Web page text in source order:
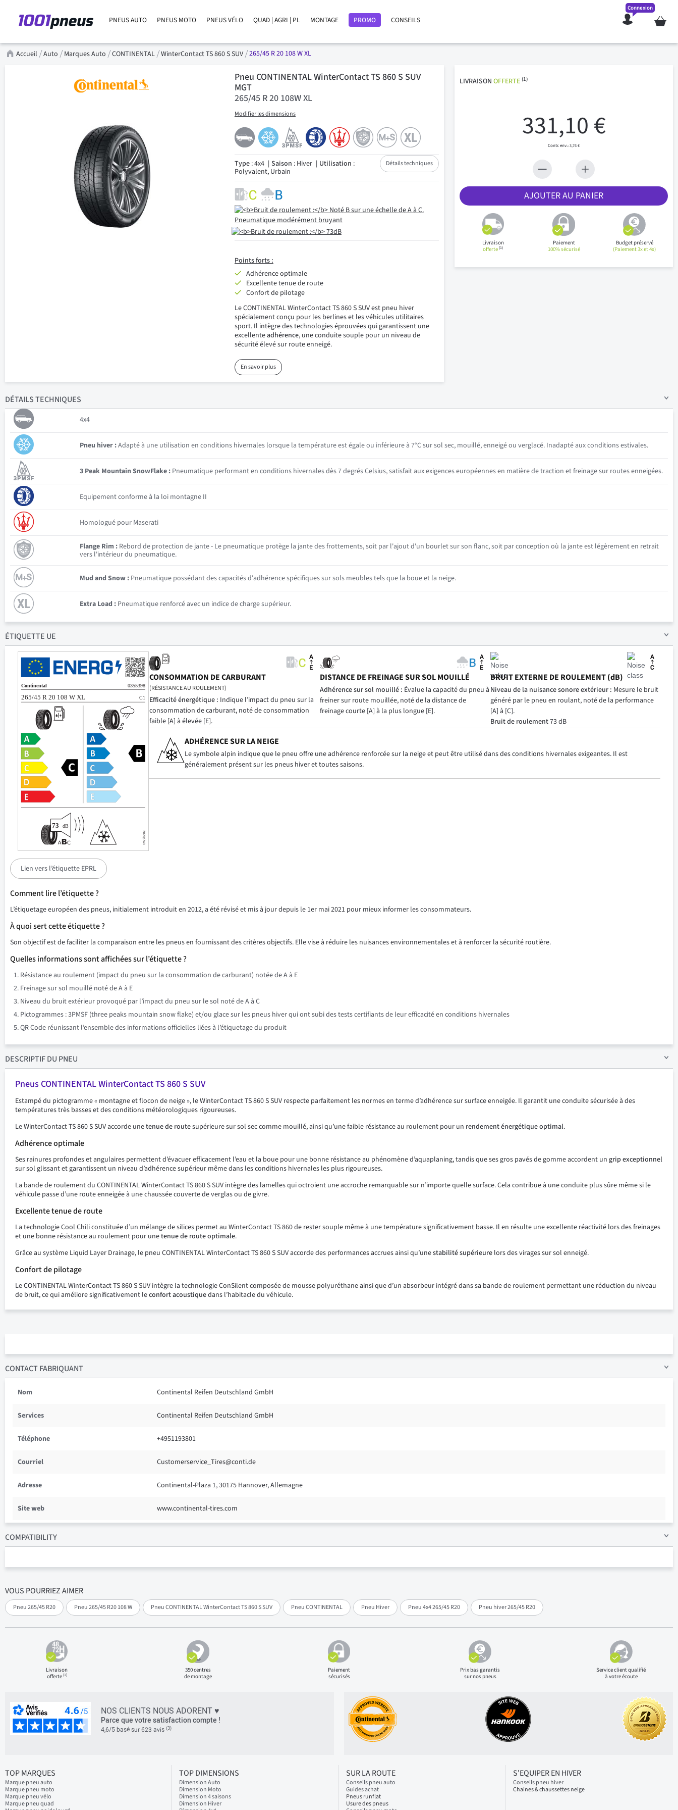
PNEUS AUTO PNEUS MOTO PNEUS VÉLO QUAD | AGRI | PL MONTAGE PROMO CONSEILS Mon
Connexion
Accueil Auto Marques Auto CONTINENTAL WinterContact TS 860 S SUV 265/45 R 20 108 W XL
Pneu CONTINENTAL WinterContact TS 860 S SUV
MGT
265/45 R 20 108W XL
Modifier les dimensions
Détails techniques
Type: 4x4 Saison : Hiver Utilisation :
Polyvalent, Urbain
Points forts :
Adhérence optimale
Excellente tenue de route
Confort de pilotage
Le CONTINENTAL WinterContact TS 860 S SUV est pneu hiver
spécialement conçu pour les berlines et les véhicules utilitaires
sport. Il intègre des technologies éprouvées qui garantissent une
excellenteadhérence, une conduite souple pour un niveau de
sécurité élevé sur route enneigé.
En savoir plus
LIVRAISONOFFERTE (1)
331,10 €
3,76 €
AJOUTER AU PANIER
Livraison
offerte(1)
Paiement
100% sécurisé
Budget préservé
(Paiement 3x et 4x)
VOUS POURRIEZ AIMER
Pneu 265/45 R20 Pneu 265/45 R20 108 W Pneu CONTINENTAL WinterContact TS 860 S SUV Pneu CONTINENTAL Pneu Hiver Pneu 4x4 265/45 R20 Pneu hiver 265/45 R20
DÉTAILSTECHNIQUES
4x4
Pneu hiver :Adapté à une utilisation en conditions hivernales lorsque la température est égale ou inférieure à 7°C sur sol sec, mouillé, enneigé ou verglacé. Inadapté aux conditions estivales.
3 Peak Mountain SnowFlake : Pneumatique performant en conditions hivernales dès 7 degrés Celsius, satisfait aux exigences européennes en matière de traction et freinage sur routes enneigées.
Equipement conforme à la loi montagne II
Homologué pour Maserati
Flange Rim : Rebord de protection de jante - Le pneumatique protège la jante des frottements, soit par l'ajout d'un bourlet sur son flanc, soit par conception où la jante est légèrement en retrait
vers l'intérieur du pneumatique.
Mud and Snow : Pneumatique possédant des capacités d'adhérence spécifiques sur sols meubles tels que la boue et la neige.
Extra Load : Pneumatique renforcé avec un indice de charge supérieur.
ÉTIQUETTE UE
CONSOMMATION DE CARBURANT
(RÉSISTANCE AU ROULEMENT)
Efficacité énergétique : Indique l’impact du pneu sur la
consommation de carburant, noté de consommation
faible [A] à élevée [E].
DISTANCE DE FREINAGE SUR SOL MOUILLÉ
Adhérence sur sol mouillé : Évalue la capacité du pneu à
freiner sur route mouillée, noté de la distance de
freinage courte [A] à la plus longue [E].
BRUIT EXTERNE DE ROULEMENT (dB)
Niveau de la nuisance sonore extérieur : Mesure le bruit
généré par le pneu en roulant, noté de la performance
[A] à [C].
Bruit de roulement73 dB
ADHÉRENCE SUR LA NEIGE
Le symbole alpin indique que le pneu offre une adhérence renforcée sur la neige et peut être utilisé dans des conditions hivernales exigeantes. Il est
généralement présent sur les pneus hiver et toutes saisons.
Lien vers l’étiquette EPRL
Comment lire l’étiquette ?
L’étiquetage européen des pneus, initialement introduit en 2012, a été révisé et mis à jour depuis le 1er mai 2021 pour mieux informer les consommateurs.
À quoi sert cette étiquette ?
Son objectif est de faciliter la comparaison entre les pneus en fournissant des critères objectifs. Elle vise à réduire les nuisances environnementales et à renforcer la sécurité routière.
Quelles informations sont affichées sur l’étiquette ?
Résistance au roulement (impact du pneu sur la consommation de carburant) notée de A à E
Freinage sur sol mouillé noté de A à E
Niveau du bruit extérieur provoqué par l’impact du pneu sur le sol noté de A à C
Pictogrammes : 3PMSF (three peaks mountain snow flake) et/ou glace sur les pneus hiver qui ont subi des tests certifiants de leur efficacité en conditions hivernales
QR Code réunissant l’ensemble des informations officielles liées à l’étiquetage du produit
DESCRIPTIFDU PNEU
Pneus CONTINENTAL WinterContact TS 860 S SUV
Estampé du pictogramme « montagne et flocon de neige », le WinterContact TS 860 S SUV respecte parfaitement les normes en terme d’adhérence sur surface enneigée. Il garantit une conduite sécurisée à des
températures très basses et des conditions météorologiques rigoureuses.
Le WinterContact TS 860 S SUV accorde unetenue de routesupérieure sur sol sec comme mouillé, ainsi qu’une faible résistance au roulement pour un rendement énergétique optimal.
Adhérence optimale
Ses rainures profondes et angulaires permettent d’évacuer efficacement l’eau et la boue pour une bonne résistance au phénomène d’aquaplaning, tandis que ses gros pavés de gomme accordent un grip exceptionnel
sur sol glissant et garantissent un niveau d’adhérence supérieur même dans les conditions hivernales les plus rigoureuses.
La bande de roulement du CONTINENTAL WinterContact TS 860 S SUV intègre des lamelles qui octroient une accroche remarquable sur n’importe quelle surface. Cela contribue à une conduite plus sûre même si le
véhicule passe d’une route enneigée à une chaussée couverte de verglas ou de givre.
Excellente tenue de route
La technologie Cool Chili constituée d’un mélange de silices permet au WinterContact TS 860 de rester souple même à une température significativement basse. Il en résulte une excellente réactivité lors des freinages
et une bonne résistance au roulement pour unetenue de route optimale.
Grâce au système Liquid Layer Drainage, le pneu CONTINENTAL WinterContact TS 860 S SUV accorde des performances accrues ainsi qu’unestabilité supérieure lors des virages sur sol enneigé.
Confort de pilotage
Le CONTINENTAL WinterContact TS 860 S SUV intègre la technologie ConSilent composée de mousse polyuréthane ainsi que d’un absorbeur intégré dans sa bande de roulement permettant une réduction du niveau
de bruit, ce qui améliore significativement leconfort acoustiquedans l’habitacle du véhicule.
CONTACT FABRIQUANT
Nom Continental Reifen Deutschland GmbH
Services Continental Reifen Deutschland GmbH
Téléphone +4951193801
Courriel Customerservice_Tires@conti.de
Adresse Continental-Plaza 1, 30175 Hannover, Allemagne
Site web www.continental-tires.com
COMPATIBILITY
Livraison
offerte(1)
350 centres
de montage
Paiement
sécurisés
Prix basgarantis
sur nos pneus
Service client qualifié
à votre écoute
NOS CLIENTS NOUS ADORENT ♥
Parce que votre satisfaction compte !
4,6/5 basé sur 623 avis (3)
TOP MARQUES
Marque pneu auto
Marque pneu moto
Marque pneu vélo
Marque pneu quad
TOP DIMENSIONS
Dimension Auto
Dimension Moto
Dimension 4 saisons
Dimension Hiver
SUR LA ROUTE
Conseils pneu auto
Guides achat
Pneus runflat
Usure des pneus
S'EQUIPER EN HIVER
Conseils pneu hiver
Chaines & chaussettes neige